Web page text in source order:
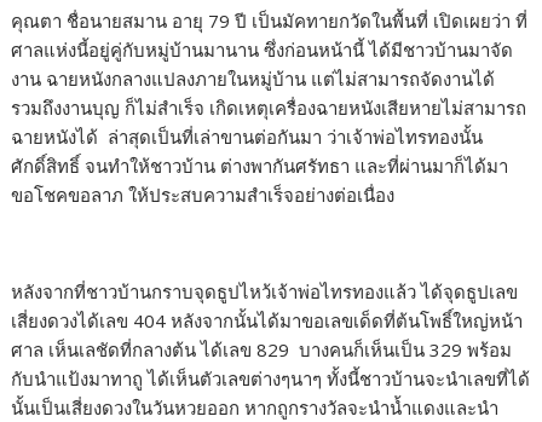
คุณตา ชื่อนายสมาน อายุ 79 ปี เป็นมัคทายกวัดในพื้นที่ เปิดเผยว่า ที่
ศาลแห่งนี้อยู่คู่กับหมู่บ้านมานาน ซึ่งก่อนหน้านี้ ได้มีชาวบ้านมาจัด
งาน ฉายหนังกลางแปลงภายในหมู่บ้าน แต่ไม่สามารถจัดงานได้
รวมถึงงานบุญ ก็ไม่สำเร็จ เกิดเหตุเครื่องฉายหนังเสียหายไม่สามารถ
ฉายหนังได้ ล่าสุดเป็นที่เล่าขานต่อกันมา ว่าเจ้าพ่อไทรทองนั้น
ศักดิ์สิทธิ์ จนทำให้ชาวบ้าน ต่างพากันศรัทธา และที่ผ่านมาก็ได้มา
ขอโชคขอลาภ ให้ประสบความสำเร็จอย่างต่อเนื่อง
หลังจากที่ชาวบ้านกราบจุดธูปไหว้เจ้าพ่อไทรทองแล้ว ได้จุดธูปเลข
เสี่ยงดวงได้เลข 404 หลังจากนั้นได้มาขอเลขเด็ดที่ต้นโพธิ์ใหญ่หน้า
ศาล เห็นเลชัดที่กลางต้น ได้เลข 829 บางคนก็เห็นเป็น 329 พร้อม
กับนำแป้งมาทาถู ได้เห็นตัวเลขต่างๆนาๆ ทั้งนี้ชาวบ้านจะนำเลขที่ได้
นั้นเป็นเสี่ยงดวงในวันหวยออก หากถูกรางวัลจะนำน้ำแดงและนำ